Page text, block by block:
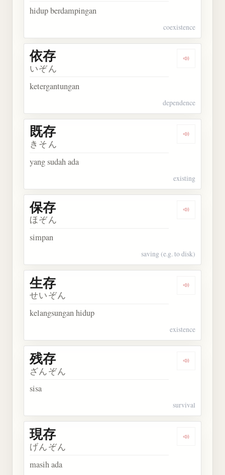
hidup berdampingan
coexistence
Dengarkan
依存
いぞん
ketergantungan
dependence
Dengarkan
既存
きそん
yang sudah ada
existing
Dengarkan
保存
ほぞん
simpan
saving (e.g. to disk)
Dengarkan
生存
せいぞん
kelangsungan hidup
existence
Dengarkan
残存
ざんぞん
sisa
survival
Dengarkan
現存
げんぞん
masih ada